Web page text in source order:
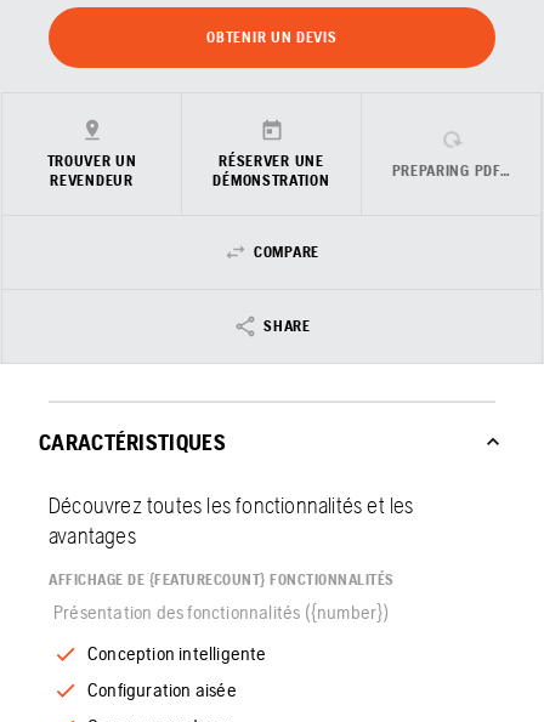
OBTENIR UN DEVIS
TROUVER UN
REVENDEUR
RÉSERVER UNE
DÉMONSTRATION
PREPARING PDF…
COMPARE
SHARE
CARACTÉRISTIQUES
Découvrez toutes les fonctionnalités et les
avantages
AFFICHAGE DE {FEATURECOUNT} FONCTIONNALITÉS
Présentation des fonctionnalités ({number})
Conception intelligente
Configuration aisée